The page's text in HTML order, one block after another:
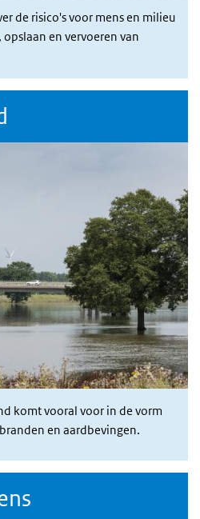
de risico's voor mens en milieu
en vervoeren van
komt vooral voor in de vorm
en aardbevingen.